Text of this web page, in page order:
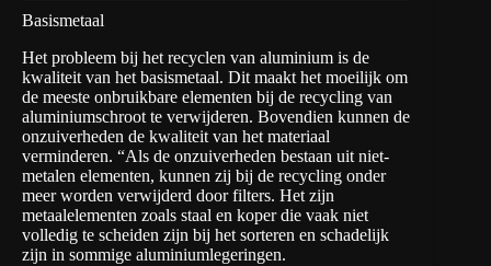
Basismetaal
Het probleem bij het recyclen van aluminium is de
kwaliteit van het basismetaal. Dit maakt het moeilijk om
de meeste onbruikbare elementen bij de recycling van
aluminiumschroot te verwijderen. Bovendien kunnen de
onzuiverheden de kwaliteit van het materiaal
verminderen. “Als de onzuiverheden bestaan uit niet-
metalen elementen, kunnen zij bij de recycling onder
meer worden verwijderd door filters. Het zijn
metaalelementen zoals staal en koper die vaak niet
volledig te scheiden zijn bij het sorteren en schadelijk
zijn in sommige aluminiumlegeringen.